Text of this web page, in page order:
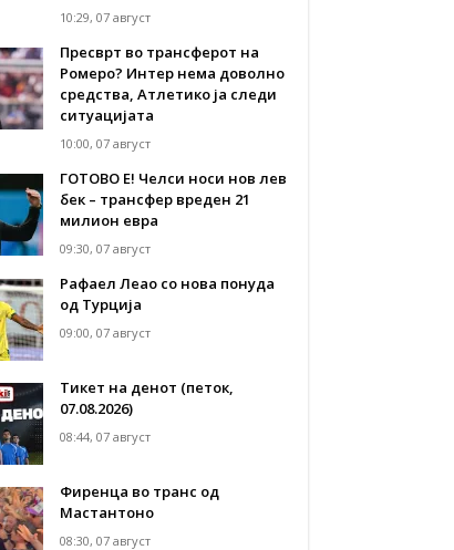
10:29, 07 август
Пресврт во трансферот на
Ромеро? Интер нема доволно
средства, Атлетико ја следи
ситуацијата
10:00, 07 август
ГОТОВО Е! Челси носи нов лев
бек – трансфер вреден 21
милион евра
09:30, 07 август
Рафаел Леао со нова понуда
од Турција
09:00, 07 август
Тикет на денот (петок,
07.08.2026)
08:44, 07 август
Фиренца во транс од
Мастантоно
08:30, 07 август